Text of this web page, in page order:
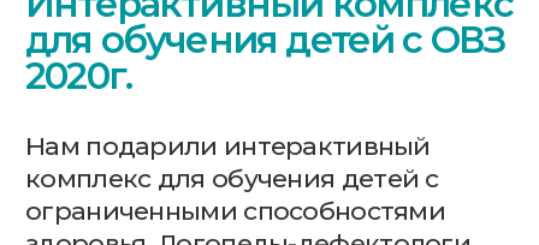
Нам подарили интерактивный
комплекс для обучения детей с
ограниченными способностями
здоровья. Логопеды-дефектологи,
детьми, смогут разнообразить
методы терапии, увеличить период
внимания учеников, стимулировать
их заинтересованность, применить
новые интерактивные техники для